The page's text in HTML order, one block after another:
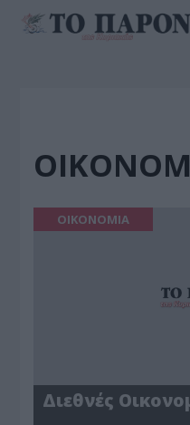
ΟΙΚΟΝΟΜΙΑ
Διεθνές